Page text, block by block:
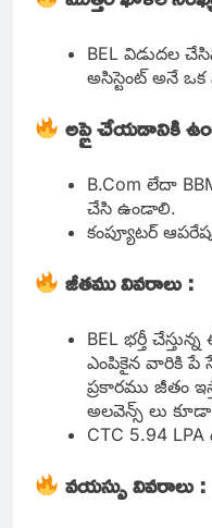
BEL విడుదల
అసిస్టెంట్ అనే ఒక
అప్లై చేయడానికి
B.Com లేదా
చేసి ఉండాలి.
కంప్యూటర్
జీతము వివరాలు :
BEL భర్తీ
ఎంపికైన వారికి పే
ప్రకారము జీతం
అలవెన్స్ లు కూడా
CTC 5.94 LPA
వయస్సు వివరాలు :